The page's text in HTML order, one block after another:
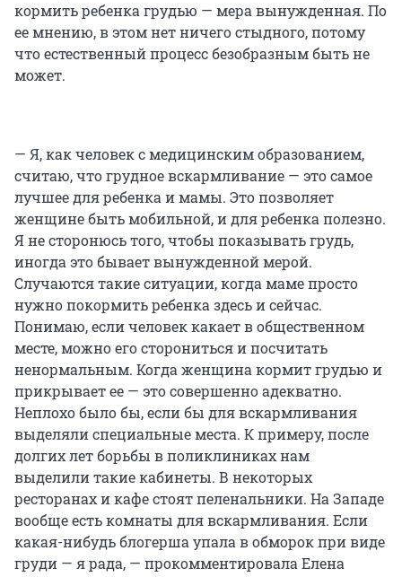
кормить ребенка грудью — мера вынужденная. По
ее мнению, в этом нет ничего стыдного, потому
что естественный процесс безобразным быть не
может.
— Я, как человек с медицинским образованием,
считаю, что грудное вскармливание — это самое
лучшее для ребенка и мамы. Это позволяет
женщине быть мобильной, и для ребенка полезно.
Я не сторонюсь того, чтобы показывать грудь,
иногда это бывает вынужденной мерой.
Случаются такие ситуации, когда маме просто
нужно покормить ребенка здесь и сейчас.
Понимаю, если человек какает в общественном
месте, можно его сторониться и посчитать
ненормальным. Когда женщина кормит грудью и
прикрывает ее — это совершенно адекватно.
Неплохо было бы, если бы для вскармливания
выделяли специальные места. К примеру, после
долгих лет борьбы в поликлиниках нам
выделили такие кабинеты. В некоторых
ресторанах и кафе стоят пеленальники. На Западе
вообще есть комнаты для вскармливания. Если
какая-нибудь блогерша упала в обморок при виде
груди — я рада, — прокомментировала Елена